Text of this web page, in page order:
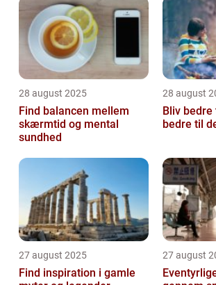
28 august 2025
Find balancen mellem
skærmtid og mental
sundhed
28 august
Bliv
bedre til
27 august 2025
Find inspiration i gamle
27 august